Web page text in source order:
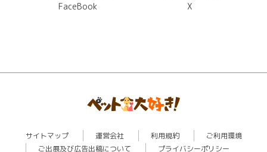
FaceBook
X
サイトマップ 運営会社 利用規約
ご利用環境
ご出展及び広告出稿について
プライバシーポリシー